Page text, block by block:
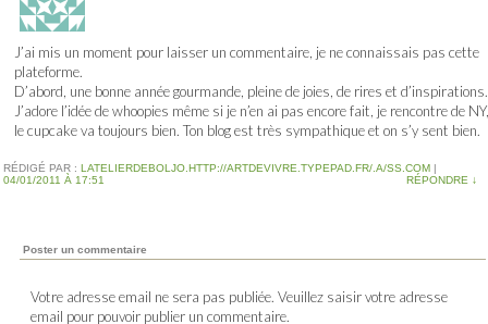
J’ai mis un moment pour laisser un commentaire, je ne connaissais pas cette
plateforme.
D’abord, une bonne année gourmande, pleine de joies, de rires et d’inspirations.
J’adore l’idée de whoopies même si je n’en ai pas encore fait, je rencontre de NY,
le cupcake va toujours bien. Ton blog est très sympathique et on s’y sent bien.
RÉDIGÉ PAR : LATELIERDEBOLJO.HTTP://ARTDEVIVRE.TYPEPAD.FR/.A/SS.COM |
04/01/2011 À 17:51
RÉPONDRE ↓
Poster un commentaire
Votre adresse email ne sera pas publiée. Veuillez saisir votre adresse
email pour pouvoir publier un commentaire.